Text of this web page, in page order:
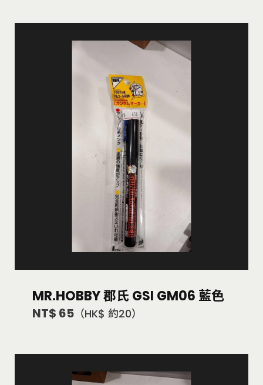
MR.HOBBY 郡氏 GSI GM06 藍色
NT$ 65 （HK$ 約20）